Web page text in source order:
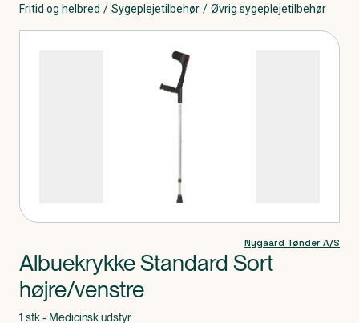
Fritid og helbred / Sygeplejetilbehør / Øvrig sygeplejetilbehør
Nygaard Tønder A/S
Albuekrykke Standard Sort
højre/venstre
1 stk - Medicinsk udstyr